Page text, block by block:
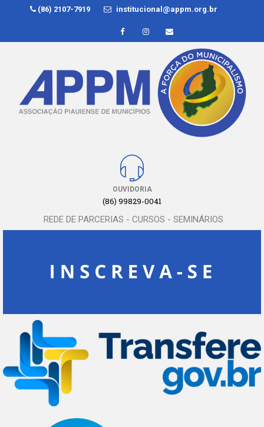
(86) 2107-7919 institucional@appm.org.br
OUVIDORIA
(86) 99829-0041
REDE DE PARCERIAS - CURSOS - SEMINÁRIOS